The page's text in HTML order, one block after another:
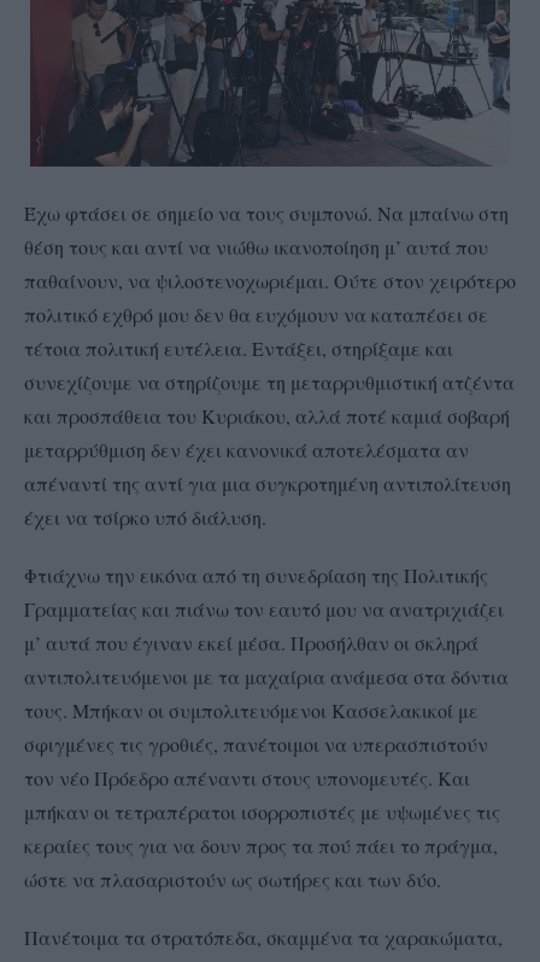
Έχω φτάσει σε σημείο να τους συμπονώ. Να μπαίνω στη
θέση τους και αντί να νιώθω ικανοποίηση μ’ αυτά που
παθαίνουν, να ψιλοστενοχωριέμαι. Ούτε στον χειρότερο
πολιτικό εχθρό μου δεν θα ευχόμουν να καταπέσει σε
τέτοια πολιτική ευτέλεια. Εντάξει, στηρίξαμε και
συνεχίζουμε να στηρίζουμε τη μεταρρυθμιστική ατζέντα
και προσπάθεια του Κυριάκου, αλλά ποτέ καμιά σοβαρή
μεταρρύθμιση δεν έχει κανονικά αποτελέσματα αν
απέναντί της αντί για μια συγκροτημένη αντιπολίτευση
έχει να τσίρκο υπό διάλυση.
Φτιάχνω την εικόνα από τη συνεδρίαση της Πολιτικής
Γραμματείας και πιάνω τον εαυτό μου να ανατριχιάζει
μ’ αυτά που έγιναν εκεί μέσα. Προσήλθαν οι σκληρά
αντιπολιτευόμενοι με τα μαχαίρια ανάμεσα στα δόντια
τους. Μπήκαν οι συμπολιτευόμενοι Κασσελακικοί με
σφιγμένες τις γροθιές, πανέτοιμοι να υπερασπιστούν
τον νέο Πρόεδρο απέναντι στους υπονομευτές. Και
μπήκαν οι τετραπέρατοι ισορροπιστές με υψωμένες τις
κεραίες τους για να δουν προς τα πού πάει το πράγμα,
ώστε να πλασαριστούν ως σωτήρες και των δύο.
Πανέτοιμα τα στρατόπεδα, σκαμμένα τα χαρακώματα,